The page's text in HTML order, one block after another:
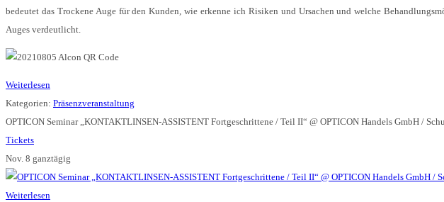
bedeutet das Trockene Auge für den Kunden, wie erkenne ich Risiken und Ursachen und welche
Auges verdeutlicht.
Weiterlesen
Kategorien: Präsenzveranstaltung
OPTICON Seminar „KONTAKTLINSEN-ASSISTENT Fortgeschrittene / Teil II“ @ OPTICON Handels GmbH /
Tickets
Nov. 8 ganztägig
Weiterlesen